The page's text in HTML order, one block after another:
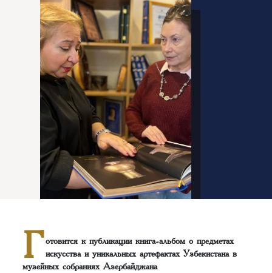
Г отовится к публикации книга-альбом о предметах
искусства и уникальных артефактах Узбекистана в
музейных собраниях Азербайджана